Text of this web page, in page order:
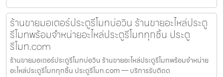
ร้านขายมอเตอร์ประตูรีโมทบ่อวิน ร้านขายอะไหล่ประตู
รีโมทพร้อมจำหน่ายอะไหล่ประตูรีโมททุกชิ้น ประตู
รีโมท.com
ร้านขายมอเตอร์ประตูรีโมทบ่อวิน ร้านขายอะไหล่ประตูรีโมทพร้อมจำหน่าย
อะไหล่ประตูรีโมททุกชิ้น ประตูรีโมท.com — บริการรับติดต